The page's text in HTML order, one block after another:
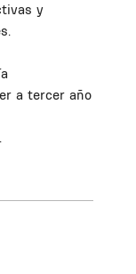
y
a tercer año